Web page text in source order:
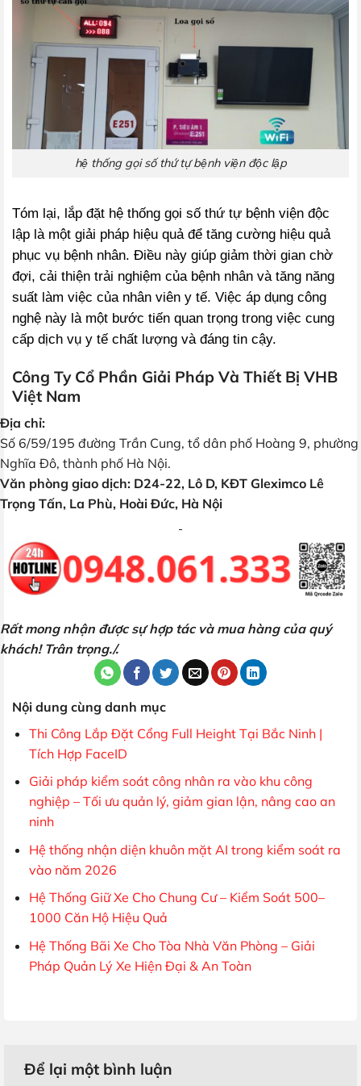
hệ thống gọi số thứ tự bệnh viện độc lập
Tóm lại, lắp đặt hệ thống gọi số thứ tự bệnh viện độc
lập là một giải pháp hiệu quả để tăng cường hiệu quả
phục vụ bệnh nhân. Điều này giúp giảm thời gian chờ
đợi, cải thiện trải nghiệm của bệnh nhân và tăng năng
suất làm việc của nhân viên y tế. Việc áp dụng công
nghệ này là một bước tiến quan trọng trong việc cung
cấp dịch vụ y tế chất lượng và đáng tin cậy.
Công Ty Cổ Phần Giải Pháp Và Thiết Bị VHB
Việt Nam
Địa chỉ:
Số 6/59/195 đường Trần Cung, tổ dân phố Hoàng 9, phường
Nghĩa Đô, thành phố Hà Nội.
Văn phòng giao dịch: D24-22, Lô D, KĐT Gleximco Lê
Trọng Tấn, La Phù, Hoài Đức, Hà Nội
Rất mong nhận được sự hợp tác và mua hàng của quý
khách! Trân trọng./.
Nội dung cùng danh mục
Thi Công Lắp Đặt Cổng Full Height Tại Bắc Ninh |
Tích Hợp FaceID
Giải pháp kiểm soát công nhân ra vào khu công
nghiệp – Tối ưu quản lý, giảm gian lận, nâng cao an
ninh
Hệ thống nhận diện khuôn mặt AI trong kiểm soát ra
vào năm 2026
Hệ Thống Giữ Xe Cho Chung Cư – Kiểm Soát 500–
1000 Căn Hộ Hiệu Quả
Hệ Thống Bãi Xe Cho Tòa Nhà Văn Phòng – Giải
Pháp Quản Lý Xe Hiện Đại & An Toàn
Để lại một bình luận